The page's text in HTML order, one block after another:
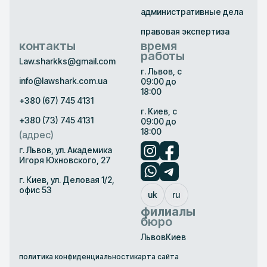
Наш опыт — это не количество выигранных дел в
решения. Мы знаем, например, что инспектор ГАИ,
составляя протокол, должен указать конкретные
обстоятельства правонарушения, а не общие фразы. И
если этого нет — протокол можно обжаловать. Мы знаем,
как налоговая инспекция готовит материалы для проверки,
и можем определить, где в них пробел.
Обращаясь за услугами адвоката по административным
делам к нам, вы получаете не просто юриста, а защитника,
который берет на себя техническую часть вашего
конфликта с государством, оставляя вам спокойствие и
время для жизни или ведения бизнеса.
административные дела
правовая экспертиза
контакты
Law.sharkks@gmail.com
info@lawshark.com.ua
+380 (67) 745 4131
+380 (73) 745 4131
(адрес)
г. Львов, ул. Академика
Игоря Юхновского, 27
г. Киев, ул. Деловая 1/2,
офис 53
время
работы
г. Львов, с
09:00 до
18:00
г. Киев, с
09:00 до
18:00
uk ru
филиалы
бюро
ЛьвовКиев
политика конфиденциальностикарта сайта